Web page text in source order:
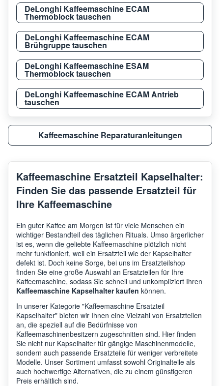
DeLonghi Kaffeemaschine ECAM
Thermoblock tauschen
DeLonghi Kaffeemaschine ECAM
Brühgruppe tauschen
DeLonghi Kaffeemaschine ESAM
Thermoblock tauschen
DeLonghi Kaffeemaschine ECAM Antrieb
tauschen
Kaffeemaschine Reparaturanleitungen
Kaffeemaschine Ersatzteil Kapselhalter:
Finden Sie das passende Ersatzteil für
Ihre Kaffeemaschine
Ein guter Kaffee am Morgen ist für viele Menschen ein
wichtiger Bestandteil des täglichen Rituals. Umso ärgerlicher
ist es, wenn die geliebte Kaffeemaschine plötzlich nicht
mehr funktioniert, weil ein Ersatzteil wie der Kapselhalter
defekt ist. Doch keine Sorge, bei uns im Ersatzteilshop
finden Sie eine große Auswahl an Ersatzteilen für Ihre
Kaffeemaschine, sodass Sie schnell und unkompliziert Ihren
Kaffeemaschine Kapselhalter kaufen können.
In unserer Kategorie "Kaffeemaschine Ersatzteil
Kapselhalter" bieten wir Ihnen eine Vielzahl von Ersatzteilen
an, die speziell auf die Bedürfnisse von
Kaffeemaschinenbesitzern zugeschnitten sind. Hier finden
Sie nicht nur Kapselhalter für gängige Maschinenmodelle,
sondern auch passende Ersatzteile für weniger verbreitete
Modelle. Unser Sortiment umfasst sowohl Originalteile als
auch hochwertige Alternativen, die zu einem günstigeren
Preis erhältlich sind.